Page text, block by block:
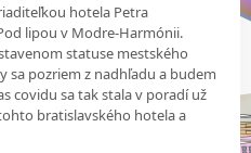
hotela Petra
lipou v Modre-Harmónii.
statuse mestského
sa pozriem z nadhľadu a budem
covidu sa tak stala v poradí už
bratislavského hotela a